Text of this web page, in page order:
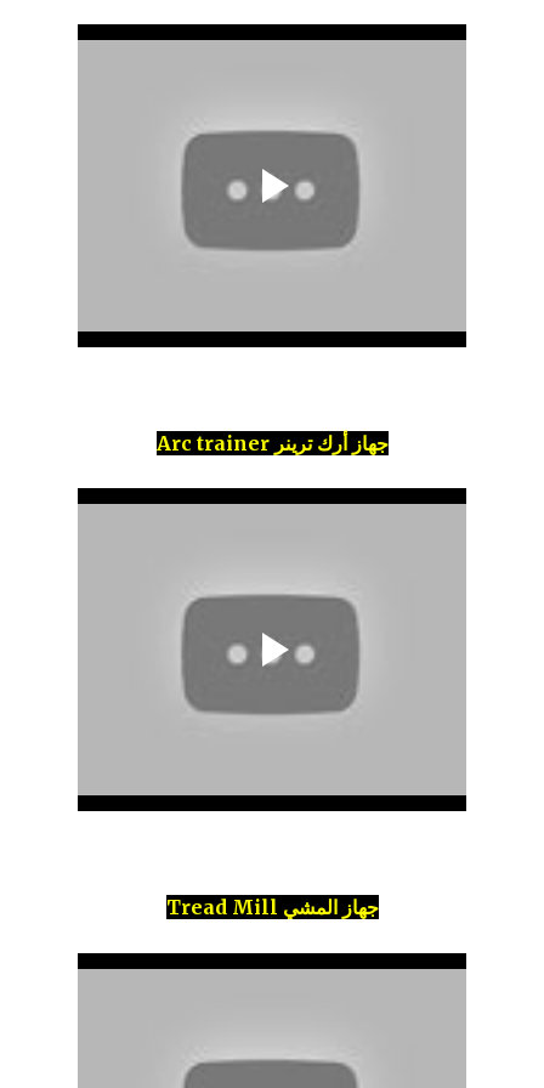
جهاز أرك ترينر Arc trainer
جهاز المشي Tread Mill